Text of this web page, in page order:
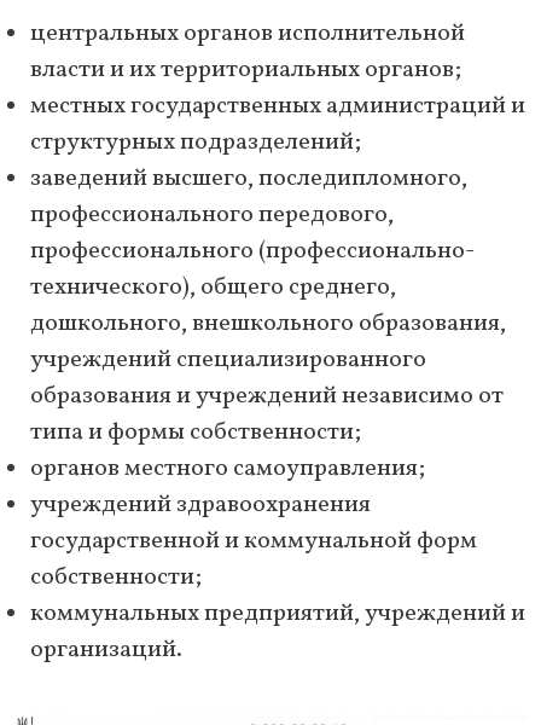
центральных органов исполнительной
власти и их территориальных органов;
местных государственных администраций и
структурных подразделений;
заведений высшего, последипломного,
профессионального передового,
профессионального (профессионально-
технического), общего среднего,
дошкольного, внешкольного образования,
учреждений специализированного
образования и учреждений независимо от
типа и формы собственности;
органов местного самоуправления;
учреждений здравоохранения
государственной и коммунальной форм
собственности;
коммунальных предприятий, учреждений и
организаций.